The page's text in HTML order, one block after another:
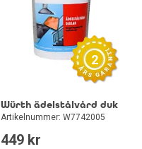
2
Würth ädelstålvård duk
Artikelnummer: W7742005
449 kr